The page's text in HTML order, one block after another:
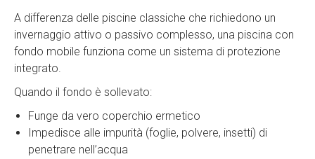
A differenza delle piscine classiche che richiedono un
invernaggio attivo o passivo complesso, una piscina con
fondo mobile funziona come un sistema di protezione
integrato.
Quando il fondo è sollevato:
Funge da vero coperchio ermetico
Impedisce alle impurità (foglie, polvere, insetti) di
penetrare nell’acqua